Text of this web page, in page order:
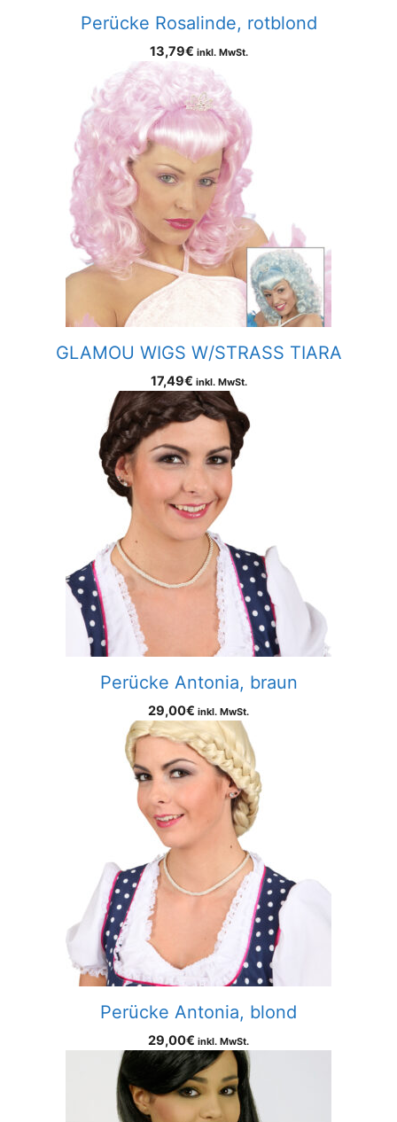
Perücke Rosalinde, rotblond
13,79€ inkl. MwSt.
GLAMOU WIGS W/STRASS TIARA
17,49€ inkl. MwSt.
Perücke Antonia, braun
29,00€ inkl. MwSt.
Perücke Antonia, blond
29,00€ inkl. MwSt.